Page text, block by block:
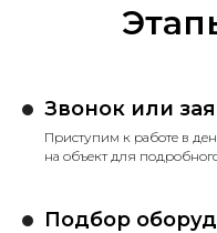
Звонок или
Приступим к работе в
на объект для
Подбор